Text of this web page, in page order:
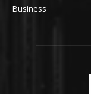
Business